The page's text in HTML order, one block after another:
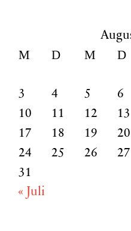
M D M D
3
4 5 6
10
11 12 13
17
18 19 20
24
25 26 27
31
« Juli